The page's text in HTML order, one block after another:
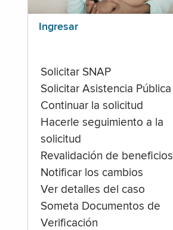
Ingresar
Solicitar SNAP
Solicitar Asistencia Pública
Continuar la solicitud
Hacerle seguimiento a la
solicitud
Revalidación de beneficios
Notificar los cambios
Ver detalles del caso
Someta Documentos de
Verificación